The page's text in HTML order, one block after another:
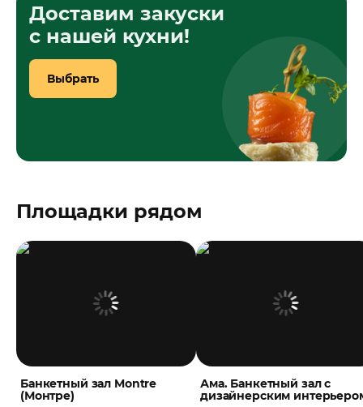
Доставим закуски
с нашей кухни!
Выбрать
Площадки рядом
Банкетный зал Montre
(Монтре)
Ама. Банкетный зал с
дизайнерским